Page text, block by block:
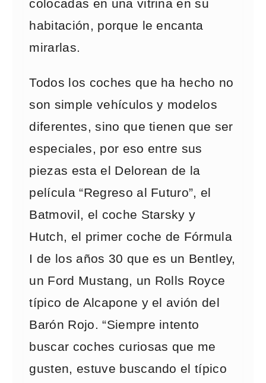
colocadas en una vitrina en su
habitación, porque le encanta
mirarlas.
Todos los coches que ha hecho no
son simple vehículos y modelos
diferentes, sino que tienen que ser
especiales, por eso entre sus
piezas esta el Delorean de la
película “Regreso al Futuro”, el
Batmovil, el coche Starsky y
Hutch, el primer coche de Fórmula
I de los años 30 que es un Bentley,
un Ford Mustang, un Rolls Royce
típico de Alcapone y el avión del
Barón Rojo. “Siempre intento
buscar coches curiosas que me
gusten, estuve buscando el típico